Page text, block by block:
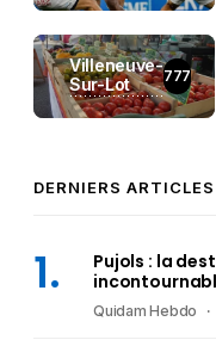
Villeneuve-
Sur-Lot
777
DERNIERS ARTICLES
Pujols : la
Quidam Hebdo